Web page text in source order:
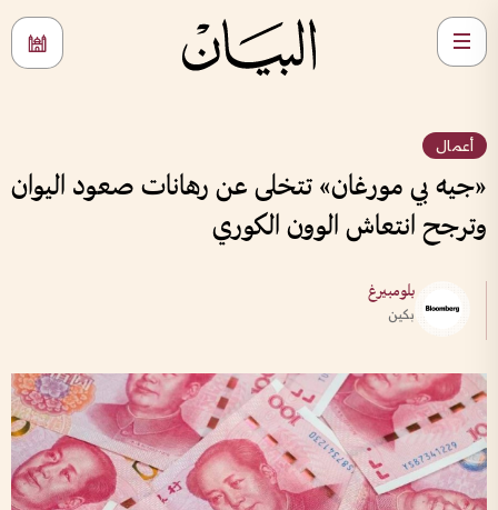
أعمال
«جيه بي مورغان» تتخلى عن رهانات صعود اليوان
وترجح انتعاش الوون الكوري
بلومبيرغ
بكين